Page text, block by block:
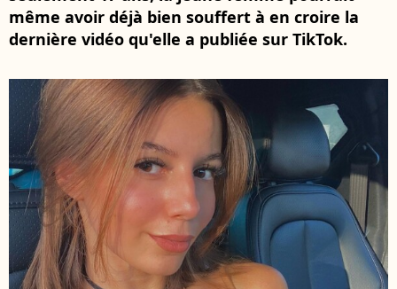
même avoir déjà bien souffert à en croire la
dernière vidéo qu'elle a publiée sur TikTok.